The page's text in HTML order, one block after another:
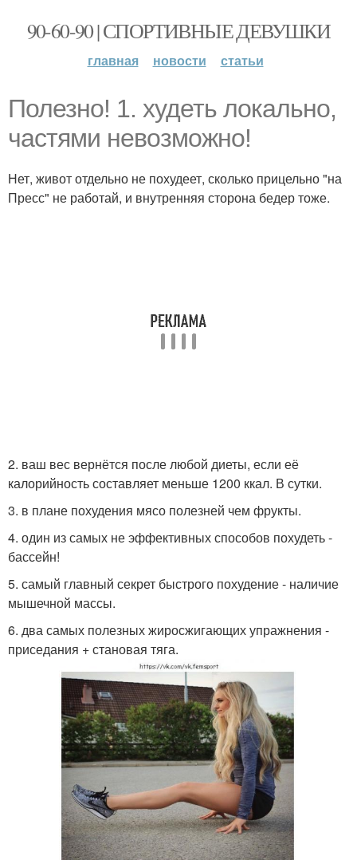
90-60-90 | СПОРТИВНЫЕ ДЕВУШКИ
главная новости статьи
Полезно! 1. худеть локально,
частями невозможно!
Нет, живот отдельно не похудеет, сколько прицельно "на
Пресс" не работай, и внутренняя сторона бедер тоже.
2. ваш вес вернётся после любой диеты, если её
калорийность составляет меньше 1200 ккал. В сутки.
3. в плане похудения мясо полезней чем фрукты.
4. один из самых не эффективных способов похудеть -
бассейн!
5. самый главный секрет быстрого похудение - наличие
мышечной массы.
6. два самых полезных жиросжигающих упражнения -
приседания + становая тяга.